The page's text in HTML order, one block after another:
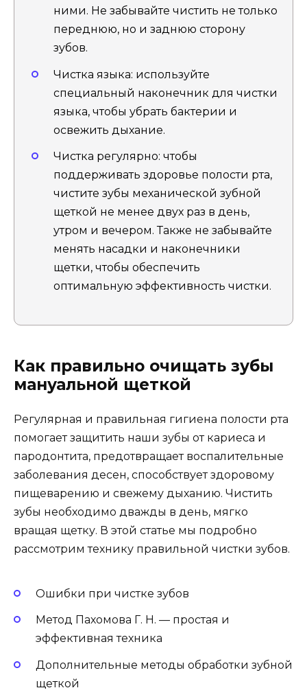
ними. Не забывайте чистить не только
переднюю, но и заднюю сторону
зубов.
Чистка языка: используйте
специальный наконечник для чистки
языка, чтобы убрать бактерии и
освежить дыхание.
Чистка регулярно: чтобы
поддерживать здоровье полости рта,
чистите зубы механической зубной
щеткой не менее двух раз в день,
утром и вечером. Также не забывайте
менять насадки и наконечники
щетки, чтобы обеспечить
оптимальную эффективность чистки.
Как правильно очищать зубы
мануальной щеткой
Регулярная и правильная гигиена полости рта
помогает защитить наши зубы от кариеса и
пародонтита, предотвращает воспалительные
заболевания десен, способствует здоровому
пищеварению и свежему дыханию. Чистить
зубы необходимо дважды в день, мягко
вращая щетку. В этой статье мы подробно
рассмотрим технику правильной чистки зубов.
Ошибки при чистке зубов
Метод Пахомова Г. Н. — простая и
эффективная техника
Дополнительные методы обработки зубной
щеткой